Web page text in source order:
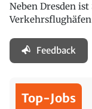
Neben Dresden
Feedback
Top-Jobs